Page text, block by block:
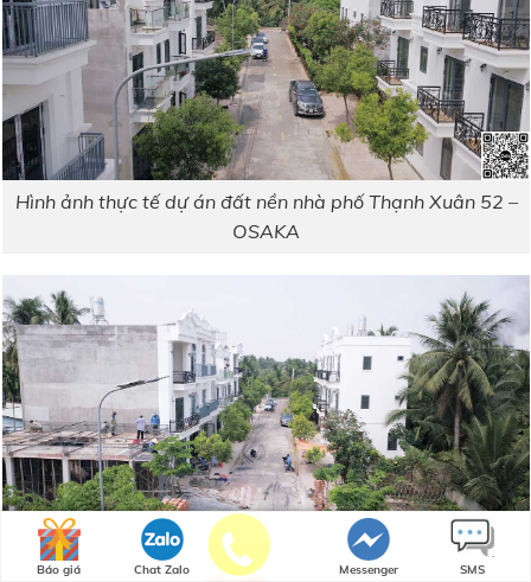
Hình ảnh thực tế dự án đất nền nhà phố Thạnh Xuân 52 –
OSAKA
Báo giá Chat Zalo Messenger SMS